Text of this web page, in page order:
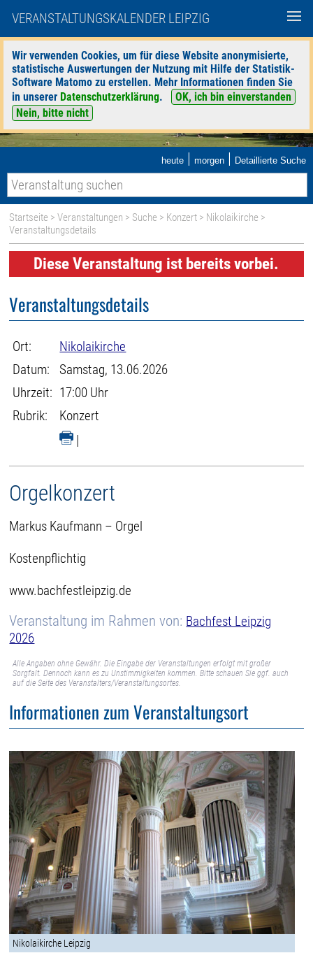
VERANSTALTUNGSKALENDER LEIPZIG
Wir verwenden Cookies, um für diese Website anonymisierte,
statistische Auswertungen der Nutzung mit Hilfe der Statistik-
Software Matomo zu erstellen. Mehr Informationen finden Sie
in unserer Datenschutzerklärung.
OK, ich bin einverstanden
Nein, bitte nicht
heute | morgen | Detaillierte Suche
Startseite >Veranstaltungen > Suche > Konzert > Nikolaikirche >
Veranstaltungsdetails
Diese Veranstaltung ist bereits vorbei.
Veranstaltungsdetails
Ort:
Nikolaikirche
Datum:
Samstag, 13.06.2026
Uhrzeit: 17:00 Uhr
Rubrik:
Konzert
|
Orgelkonzert
Markus Kaufmann – Orgel
Kostenpflichtig
www.bachfestleipzig.de
Veranstaltung im Rahmen von: Bachfest Leipzig
2026
Alle Angaben ohne Gewähr. Die Eingabe der Veranstaltungen erfolgt mit großer
Sorgfalt. Dennoch kann es zu Unstimmigkeiten kommen. Bitte schauen Sie ggf. auch
auf die Seite des Veranstalters/Veranstaltungsortes.
Informationen zum Veranstaltungsort
Nikolaikirche Leipzig